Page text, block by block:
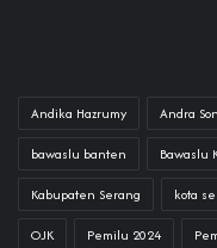
Andika Hazrumy Andra
bawaslu banten Bawaslu
Kabupaten Serang kota
OJK Pemilu 2024